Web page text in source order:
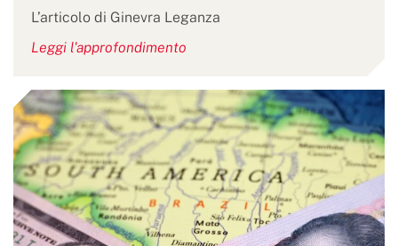
L’articolo di Ginevra Leganza
Leggi l'approfondimento